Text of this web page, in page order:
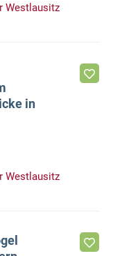
Westlausitz
in
Westlausitz